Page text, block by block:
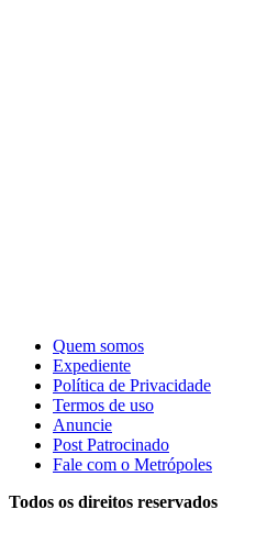
Quem somos
Expediente
Política de Privacidade
Termos de uso
Anuncie
Post Patrocinado
Fale com o Metrópoles
Todos os direitos reservados